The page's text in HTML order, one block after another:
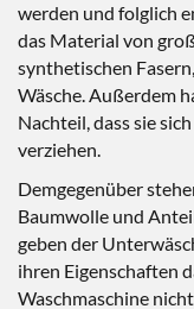
werden und folglich
das Material von
synthetischen
Wäsche. Außerdem
Nachteil, dass sie
verziehen.
Demgegenüber
Baumwolle und
geben der
ihren Eigenschaften
Waschmaschine